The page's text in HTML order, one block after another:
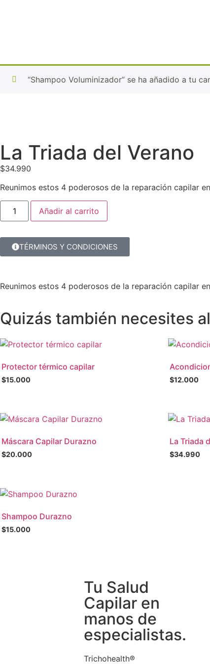
“Shampoo Voluminizador” se ha añadido a tu
La Triada del Verano
$34.990
Reunimos estos 4 poderosos de la reparación capilar
Añadir al carrito
TÉRMINOS Y CONDICIONES
Reunimos estos 4 poderosos de la reparación capilar
Quizás también necesites
Protector térmico capilar
$15.000 $12.000
Máscara Capilar Durazno
$20.000
La Triada
$34.990
Shampoo Durazno
$15.000
Tu Salud
Capilar en
manos de
especialistas.
Trichohealth®